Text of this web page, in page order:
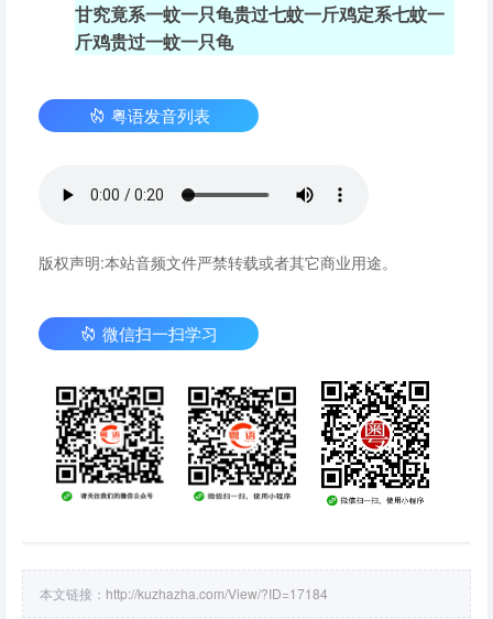
甘究竟系一蚊一只龟贵过七蚊一斤鸡定系七蚊一
斤鸡贵过一蚊一只龟
粤语发音列表
版权声明:本站音频文件严禁转载或者其它商业用途。
微信扫一扫学习
本文链接： http://kuzhazha.com/View/?ID=17184